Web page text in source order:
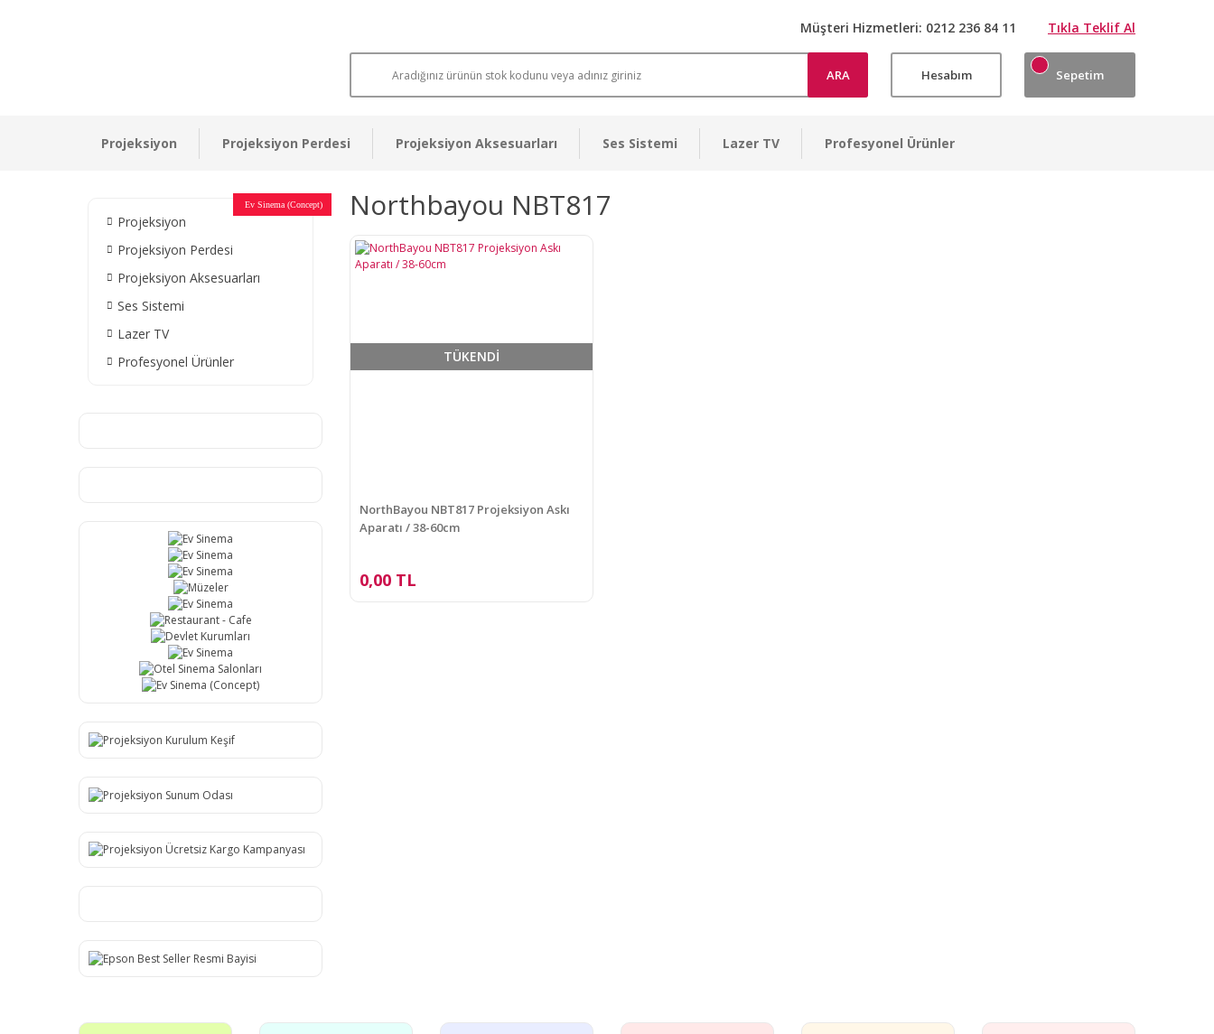
Müşteri Hizmetleri: 0212 236 84 11 Tıkla Teklif Al
ARA Hesabım Sepetim
Projeksiyon Projeksiyon Perdesi Projeksiyon Aksesuarları Ses Sistemi Lazer TV Profesyonel Ürünler
Projeksiyon
Projeksiyon Perdesi
Projeksiyon Aksesuarları
Ses Sistemi
Lazer TV
Profesyonel Ürünler
Ev Sinema
Ev Sinema
Ev Sinema
Müzeler
Ev Sinema
Restaurant - Cafe
Devlet Kurumları
Ev Sinema
Otel Sinema Salonları
Ev Sinema (Concept) Northbayou NBT817
TÜKENDİ
NorthBayou NBT817 Projeksiyon Askı
Aparatı / 38-60cm
0,00 TL